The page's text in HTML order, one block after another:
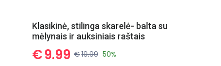
Klasikinė, stilinga skarelė- balta su
mėlynais ir auksiniais raštais
€9.99 €19.99 50%